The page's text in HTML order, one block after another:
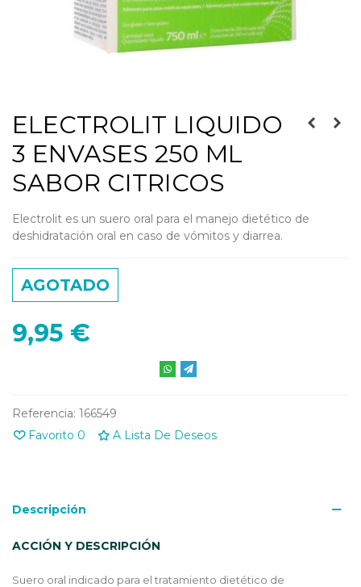
ELECTROLIT LIQUIDO
3 ENVASES 250 ML
SABOR CITRICOS
Electrolit es un suero oral para el manejo dietético de
deshidratación oral en caso de vómitos y diarrea.
AGOTADO
9,95 €
Referencia: 166549
Favorito 0 A Lista De Deseos
Descripción
ACCIÓN Y DESCRIPCIÓN
Suero oral indicado para el tratamiento dietético de